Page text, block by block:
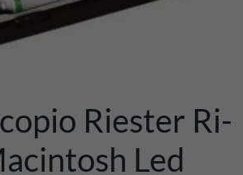
Riester Ri-
Led